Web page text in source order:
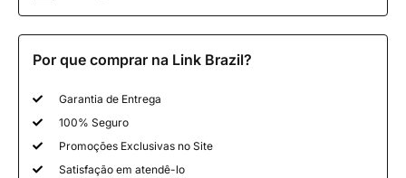
Por que comprar na Link Brazil?
Garantia de Entrega
100% Seguro
Promoções Exclusivas no Site
Satisfação em atendê-lo